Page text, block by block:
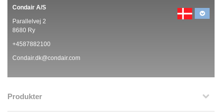
Condair A/S
Parallelvej 2
8680 Ry
+4587882100
Condair.dk@condair.com
Produkter